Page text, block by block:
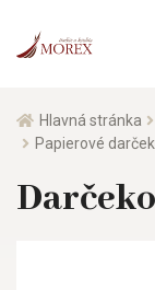
Hlavná stránka
Papierové